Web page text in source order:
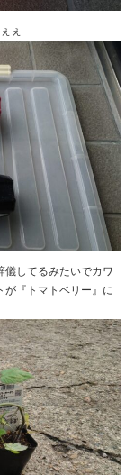
ぇ
儀してるみたいでカワ
が『トマトベリー』に